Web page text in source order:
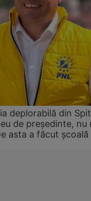
deplorabilă din
de președinte, nu
asta a făcut școală